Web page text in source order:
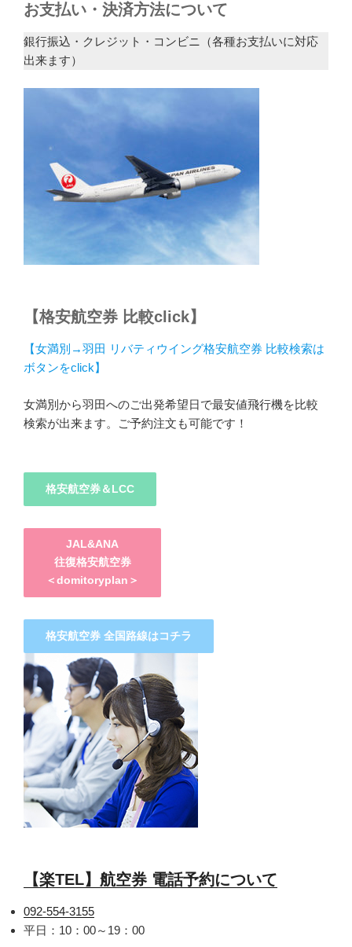
お支払い・決済方法について
銀行振込・クレジット・コンビニ（各種お支払いに対応
出来ます）
【格安航空券 比較click】
【女満別→羽田 リバティウイング格安航空券 比較検索は
ボタンをclick】
女満別から羽田へのご出発希望日で最安値飛行機を比較
検索が出来ます。ご予約注文も可能です！
格安航空券＆LCC
JAL&ANA
往復格安航空券
＜domitoryplan＞
格安航空券 全国路線はコチラ
【楽TEL】航空券 電話予約について
092-554-3155
平日：10：00～19：00